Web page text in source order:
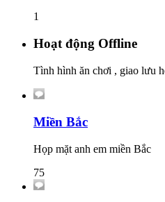
1
Hoạt động Offline
Tình hình ăn chơi , giao lưu
Miền Bắc
Họp mặt anh em miền Bắc
75